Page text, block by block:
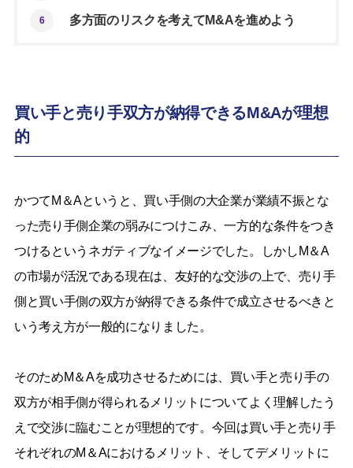
6 多方面のリスクを考えてM&Aを進めよう
買い手と売り手双方が納得できるM&Aが理想
的
かつてM＆Aというと、買い手側の大企業が業績不振とな
った売り手側企業の弱みにつけこみ、一方的な条件をつき
つけるというネガティブなイメージでした。しかしM＆A
の市場が活況である現在は、友好的な交渉の上で、売り手
側と買い手側の双方が納得できる条件で成立させるべきと
いう考え方が一般的になりました。
そのためM＆Aを成功させるためには、買い手と売り手の
双方が相手側が得られるメリットについてよく理解したう
えで交渉に臨むことが理想的です。今回は買い手と売り手
それぞれのM＆Aにおけるメリット、そしてデメリットに